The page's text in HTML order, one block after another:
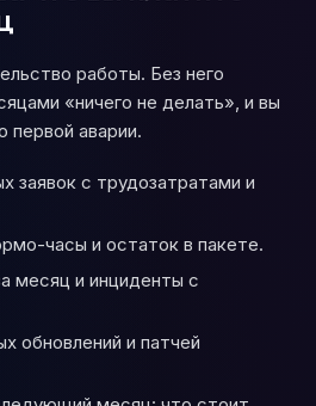
работы. Без него
«ничего не делать», и вы
первой аварии.
заявок с трудозатратами и
часы и остаток в пакете.
месяц и инциденты с
обновлений и патчей